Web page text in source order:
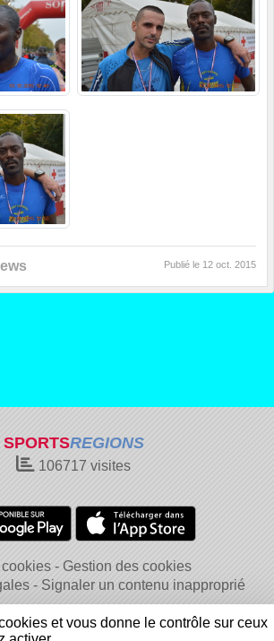
Publié le 12 oct. 2015
SPORTSREGIONS
106717 visites
Gestion des cookies
Signaler un contenu inapproprié
et vous donne le contrôle sur ceux